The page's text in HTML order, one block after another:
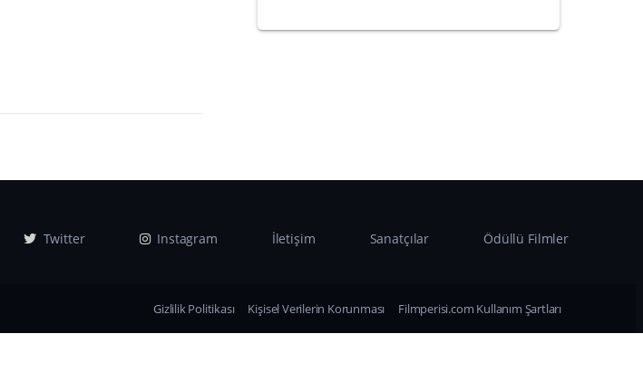
Twitter Instagram İletişim Sanatçılar Ödüllü Filmler
Gizlilik Politikası Kişisel Verilerin Korunması Filmperisi.com Kullanım Şartları